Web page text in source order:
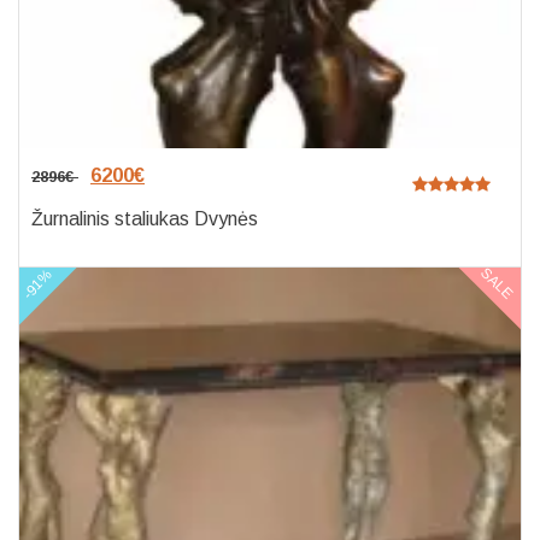
2896€ 6200€
Žurnalinis staliukas Dvynės
-91% SALE